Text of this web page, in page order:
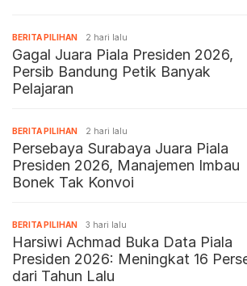
BERITA PILIHAN 2 hari lalu
Gagal Juara Piala Presiden 2026,
Persib Bandung Petik Banyak
Pelajaran
BERITA PILIHAN 2 hari lalu
Persebaya Surabaya Juara Piala
Presiden 2026, Manajemen Imbau
Bonek Tak Konvoi
BERITA PILIHAN 3 hari lalu
Harsiwi Achmad Buka Data Piala
Presiden 2026: Meningkat 16
dari Tahun Lalu